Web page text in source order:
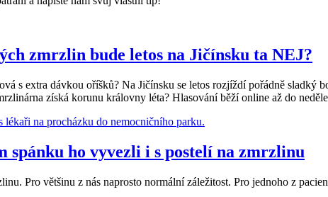
zmrzlin bude letos na Jičínsku ta NEJ?
s extra dávkou oříšků? Na Jičínsku se letos rozjíždí pořádně
získá korunu královny léta? Hlasování běží online až do
spánku ho vyvezli i s postelí na zmrzlinu
Pro většinu z nás naprosto normální záležitost. Pro jednoho z